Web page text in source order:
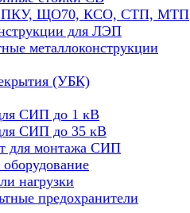
ПКУ, ЩО70, КСО, СТП, МТП
для ЛЭП
металлоконструкции
(УБК)
СИП до 1 кВ
СИП до 35 кВ
для монтажа СИП
нагрузки
предохранители